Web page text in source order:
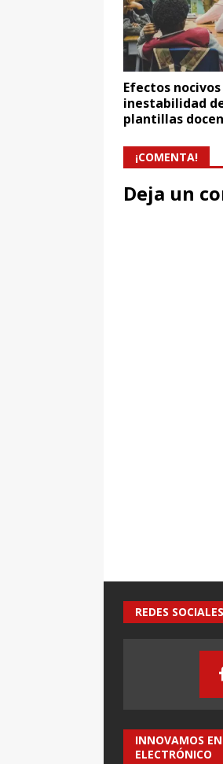
Efectos
inestabilidad
plantillas
¡COMENTA!
Deja un
REDES SOCIALES
INNOVAMOS
ELECTRÓNICO